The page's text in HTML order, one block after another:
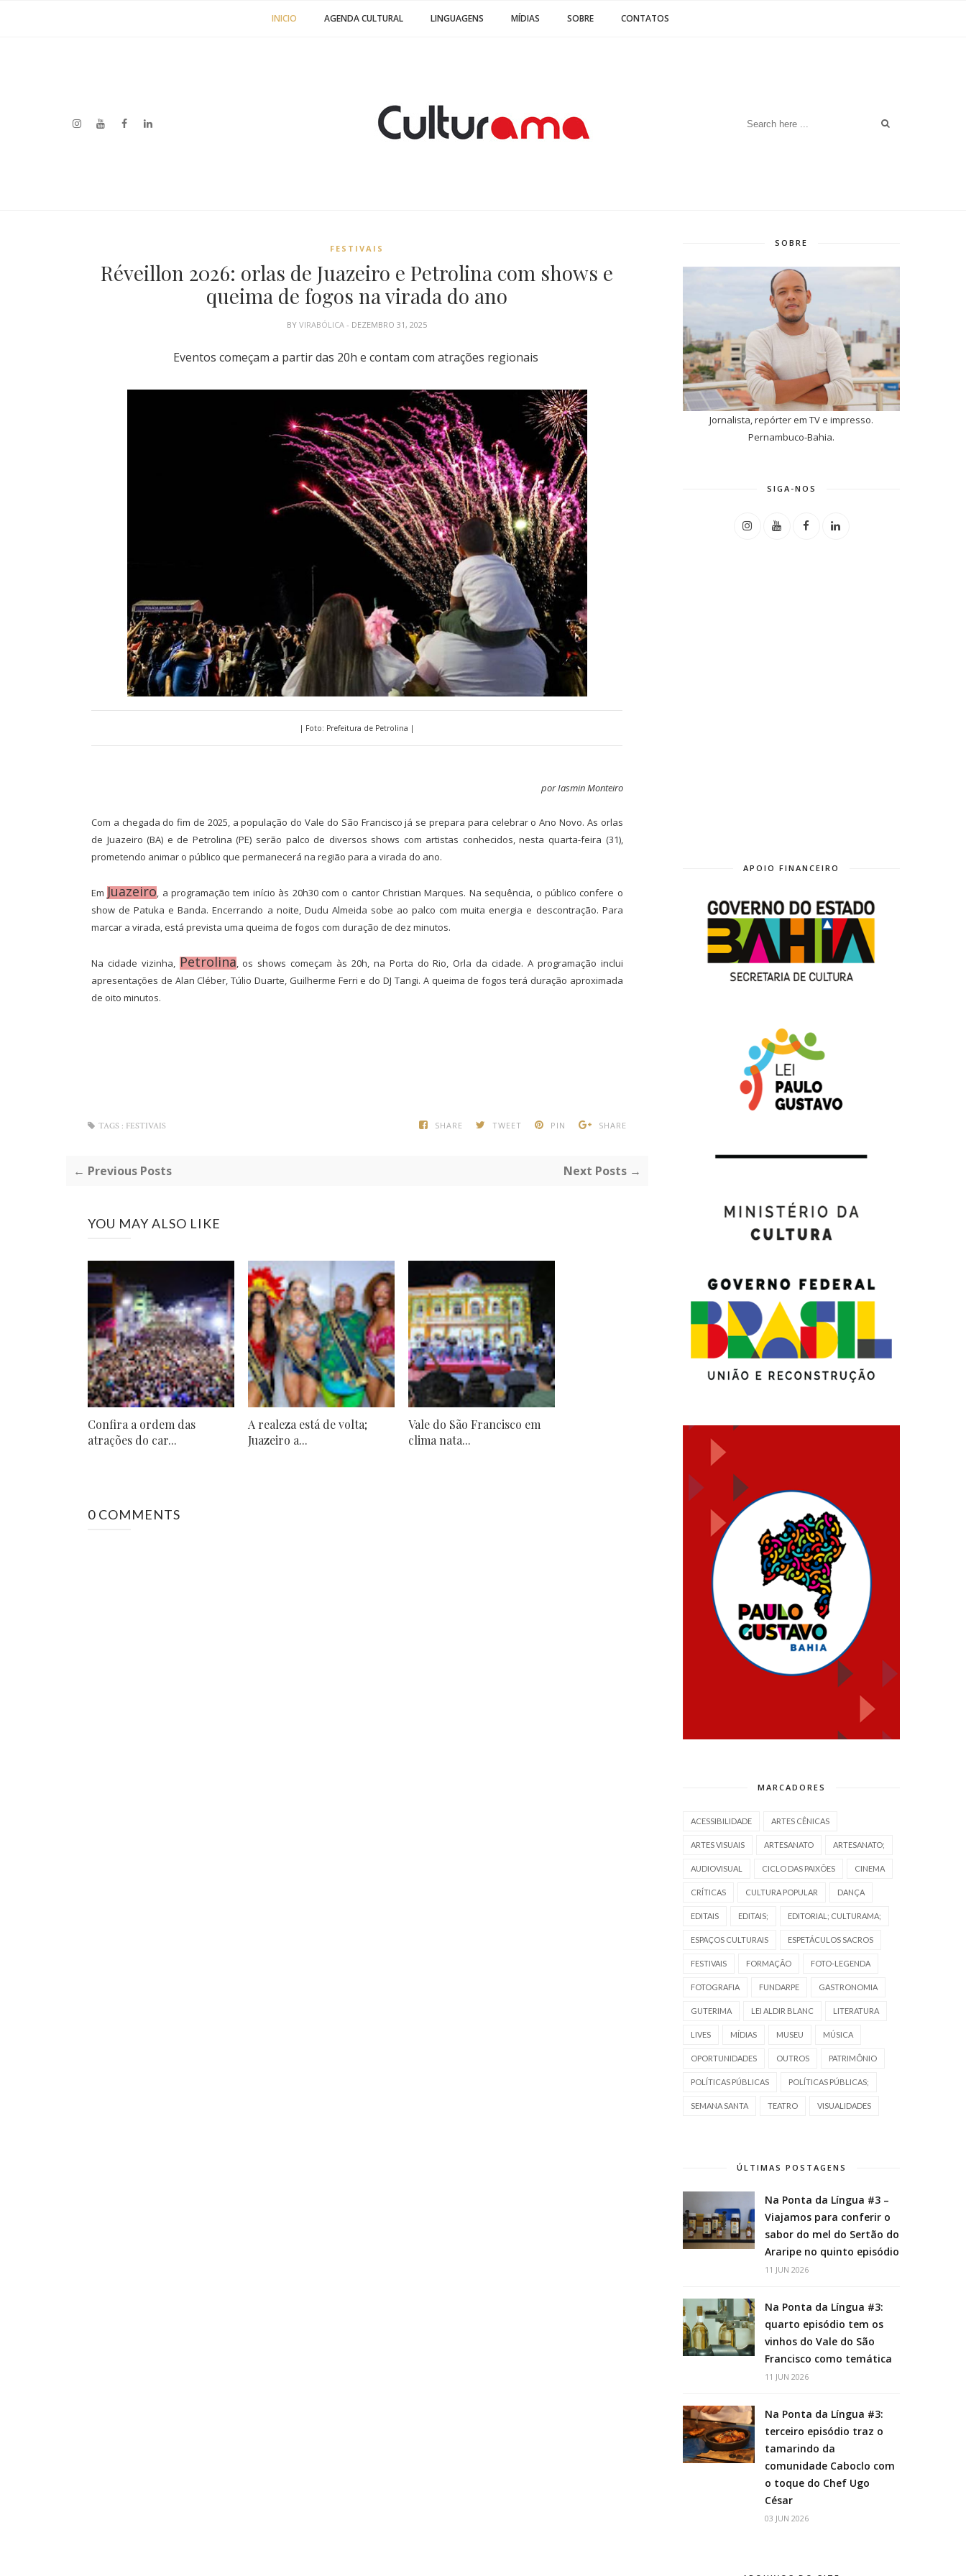
INICIO AGENDA CULTURAL LINGUAGENS MÍDIAS SOBRE CONTATOS
FESTIVAIS
Réveillon 2026: orlas de Juazeiro e Petrolina com shows e
queima de fogos na virada do ano
BYVIRABÓLICA- DEZEMBRO 31, 2025
Eventos começam a partir das 20h e contam com atrações regionais
| Foto: Prefeitura de Petrolina |
por Iasmin Monteiro
Com a chegada do fim de 2025, a população do Vale do São Francisco já se prepara para celebrar o Ano Novo. As orlas
de Juazeiro (BA) e de Petrolina (PE) serão palco de diversos shows com artistas conhecidos, nesta quarta-feira (31),
prometendo animar o público que permanecerá na região para a virada do ano.
Em Juazeiro, a programação tem início às 20h30 com o cantor Christian Marques. Na sequência, o público confere o
show de Patuka e Banda. Encerrando a noite, Dudu Almeida sobe ao palco com muita energia e descontração. Para
marcar a virada, está prevista uma queima de fogos com duração de dez minutos.
Na cidade vizinha, Petrolina, os shows começam às 20h, na Porta do Rio, Orla da cidade. A programação inclui
apresentações de Alan Cléber, Túlio Duarte, Guilherme Ferri e do DJ Tangi. A queima de fogos terá duração aproximada
de oito minutos.
SHARE TWEET PIN SHARE
TAGS : FESTIVAIS
← Previous Posts Next Posts →
YOU MAY ALSO LIKE
Confira a ordem das
atrações do car...
A realeza está de volta;
Juazeiro a...
Vale do São Francisco em
clima nata...
0 COMMENTS
SOBRE
Jornalista, repórter em TV e impresso.
Pernambuco-Bahia.
SIGA-NOS
APOIO FINANCEIRO
MARCADORES
ACESSIBILIDADE ARTES CÊNICAS
ARTES VISUAIS ARTESANATO ARTESANATO;
AUDIOVISUAL CICLO DAS PAIXÕES CINEMA
CRÍTICAS CULTURA POPULAR DANÇA
EDITAIS EDITAIS; EDITORIAL; CULTURAMA;
ESPAÇOS CULTURAIS ESPETÁCULOS SACROS
FESTIVAIS FORMAÇÃO FOTO-LEGENDA
FOTOGRAFIA FUNDARPE GASTRONOMIA
GUTERIMA LEI ALDIR BLANC LITERATURA
LIVES MÍDIAS MUSEU MÚSICA
OPORTUNIDADES OUTROS PATRIMÔNIO
POLÍTICAS PÚBLICAS POLÍTICAS PÚBLICAS;
SEMANA SANTA TEATRO VISUALIDADES
ÚLTIMAS POSTAGENS
Na Ponta da Língua #3 –
Viajamos para conferir o
sabor do mel do Sertão do
Araripe no quinto episódio
11 JUN 2026
Na Ponta da Língua #3:
quarto episódio tem os
vinhos do Vale do São
Francisco como temática
11 JUN 2026
Na Ponta da Língua #3:
terceiro episódio traz o
tamarindo da
comunidade Caboclo com
o toque do Chef Ugo
César
03 JUN 2026